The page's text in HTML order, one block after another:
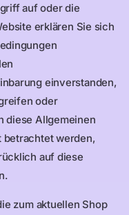
auf oder die
erklären Sie sich
einverstanden,
oder
diese Allgemeinen
betrachtet werden,
auf diese
zum aktuellen Shop